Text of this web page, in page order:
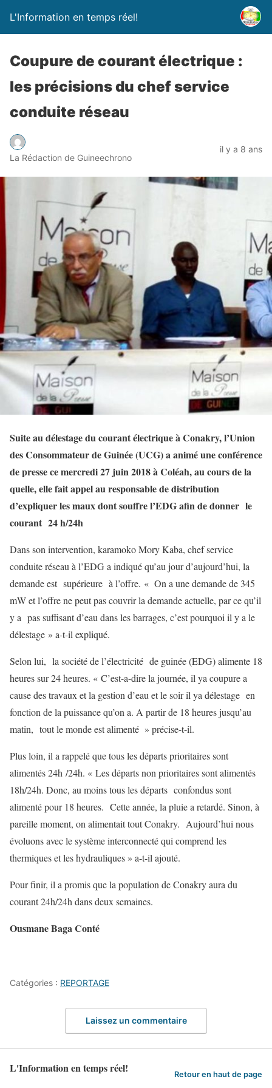
L'Information en temps réel!
Coupure de courant électrique :
les précisions du chef service
conduite réseau
La Rédaction de Guineechrono
il y a 8 ans
Suite au délestage du courant électrique à Conakry, l’Union
des Consommateur de Guinée (UCG) a animé une conférence
de presse ce mercredi 27 juin 2018 à Coléah, au cours de la
quelle, elle fait appel au responsable de distribution
d’expliquer les maux dont souffre l’EDG afin de donner le
courant 24 h/24h
Dans son intervention, karamoko Mory Kaba, chef service
conduite réseau à l’EDG a indiqué qu’au jour d’aujourd’hui, la
demande est supérieure à l’offre. « On a une demande de 345
mW et l’offre ne peut pas couvrir la demande actuelle, par ce qu’il
y a pas suffisant d’eau dans les barrages, c’est pourquoi il y a le
délestage » a-t-il expliqué.
Selon lui, la société de l’électricité de guinée (EDG) alimente 18
heures sur 24 heures. « C’est-a-dire la journée, il ya coupure a
cause des travaux et la gestion d’eau et le soir il ya délestage en
fonction de la puissance qu’on a. A partir de 18 heures jusqu’au
matin, tout le monde est alimenté » précise-t-il.
Plus loin, il a rappelé que tous les départs prioritaires sont
alimentés 24h /24h. « Les départs non prioritaires sont alimentés
18h/24h. Donc, au moins tous les départs confondus sont
alimenté pour 18 heures. Cette année, la pluie a retardé. Sinon, à
pareille moment, on alimentait tout Conakry. Aujourd’hui nous
évoluons avec le système interconnecté qui comprend les
thermiques et les hydrauliques » a-t-il ajouté.
Pour finir, il a promis que la population de Conakry aura du
courant 24h/24h dans deux semaines.
Ousmane Baga Conté
Catégories : REPORTAGE
Laissez un commentaire
L'Information en temps réel! Retour en haut de page